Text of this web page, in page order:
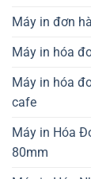
Máy in đơn
Máy in hóa
Máy in hóa
cafe
Máy in Hóa
80mm